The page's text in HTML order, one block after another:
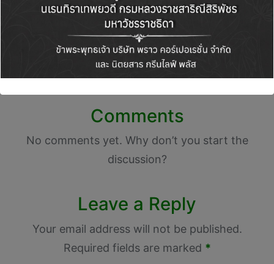
navigation
ศุภาลัย ชิงเจ้าตลาดแนว
ราบ ทำเลทองพระราม 2
ลุยปักหมุดแบรนด์ “เบล
ล่า” ชูมิกซ์โปรดักส์
จี สตีลเตรียมลงทุน 3
พันล้านบาท เพื่อยก
ระดับขีดความสามารถ
ด้านการผลิต
Comments
No comments yet. Why don’t you start the
discussion?
Leave a Reply
Your email address will not be published.
Required fields are marked *